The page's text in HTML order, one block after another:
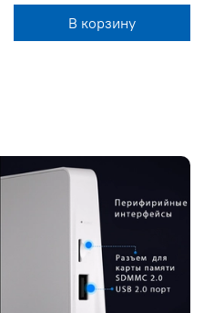
В корзину